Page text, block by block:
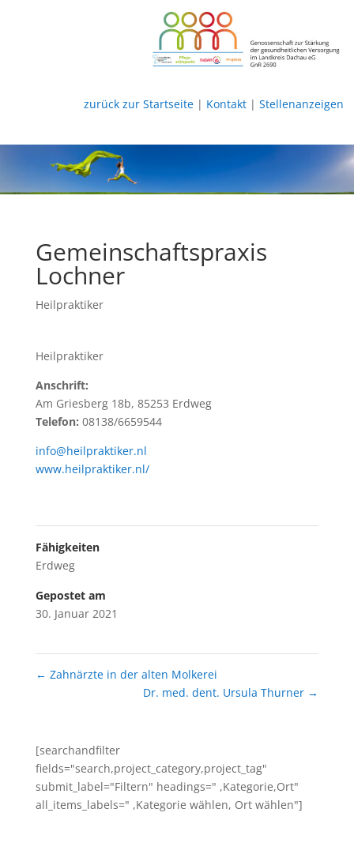
zurück zur Startseite| Kontakt| Stellenanzeigen
Gemeinschaftspraxis
Lochner
Heilpraktiker
Heilpraktiker
Anschrift:
Am Griesberg 18b, 85253 Erdweg
Telefon: 08138/6659544
info@heilpraktiker.nl
www.heilpraktiker.nl/
Fähigkeiten
Erdweg
Gepostet am
30. Januar 2021
← Zahnärzte in der alten Molkerei
Dr. med. dent. Ursula Thurner →
[searchandfilter
fields="search,project_category,project_tag"
submit_label="Filtern" headings=" ,Kategorie,Ort"
all_items_labels=" ,Kategorie wählen, Ort wählen"]